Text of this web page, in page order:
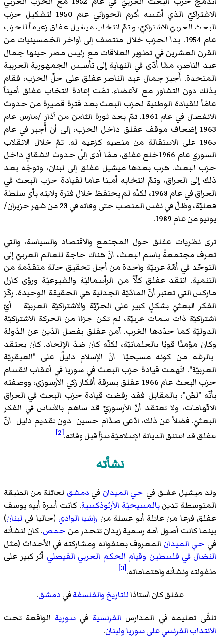
الاشتراكيّ الذي أسّسه أكرم الحوراني عام 1950 لتشكيل حزب
البعث العربيّ الاشتراكيّ، و تمّ انتخاب ميشيل عفلق زعيماً للحزب
عام 1954. بدأ الحزب خلال منتصف إلى أواخر الخمسينيات من
القرن العشرين في تطوير العلاقات مع رئيس مصر حينها جمال
عبد الناصر، ممّا أدّى في النهاية إلى تأسيس الجمهورية العربية
المتحدة. أَجبرَ جمال عبد الناصر عفلق على حلّ الحزب، فقام
بذلك دون التشاور مع الأعضاء. تمّت إعادة انتخاب عفلق أميناً
عامّاً للقيادة الوطنية لحزب البعث بعد فترة قصيرة من حدوث
الانفصال في عام 1961. تمّ بعد ثورة الثامن من آذار /مارس عام
1963 إضعاف موقف عفلق داخل الحزب، إلى أن أُجبر في عام
1965 على الاستقالة من منصبه كزعيمٍ له. تمّ خلال الانقلاب
السوري عام 1966خلع عفلق، ممّا أدى إلى حدوث انشقاقٍ داخل
حزب البعث. هرب بعدها ميشيل عفلق إلى لبنان، وتوجّه بعد
ذلك إلى العراق، وتمّ انتخابه أمينا عاما لقيادة حزب البعث في
العراق في عام 1968، لكنّه لم يحتفظ خلال فترة ولايته بأي سلطة
فعليّة، وظلّ في نفس المنصب حتى وفاته في 23 من شهر حزيران/
يونيو من عام 1989.
ترى نظريات عفلق حول المجتمع والاقتصاد والسياسة، والتي
تعرف مجتمعةً باسم البعث، أنّ هناك حاجة للعالم العربيّ إلى
التوحّد في أمّة عربيّة واحدة من أجل تحقيق حالة متقدّمة من
التنمية. انتقد عفلق كلّاً من الرأسماليّة والشيوعيّة ورؤى كارل
ماركس التي تعتبر أنّ المادّيّة الجدلية هي الحقيقة الوحيدة. ركّز
الفكر البعثيّ بشكلٍ كبير على الحرّيّة والاشتراكيّة العربيّة – أيّ
اشتراكيّة ذات سمات عربيّة، لم تكن جزءًا من الحركة الاشتراكيّة
الدوليّة كما حدّدها الغرب. آمن عفلق بفصل الدّين عن الدّولة
وكان مؤمنًا قويًا بالعلمانيّة، لكنّه كان ضدّ الإلحاد. كان يعتقد
-بالرغم من كونه مسيحيًا- أنّ الإسلام دليلٌ على "العبقريّة
العربيّة". اتّهمت قيادة حزب البعث في سوريا في أعقاب انقسام
حزب البعث عام 1966 عفلق بسرقة أفكار زكي الأرسوزي، ووصفته
بأنّه "لصّ"، بالمقابل فقد رفضت قيادة حزب البعث في العراق
الاتّهامات، ولا تعتقد أنّ الأرسوزيّ قد ساهم بالأساس في الفكر
البعثيّ. فضلاً عن ذلك، ادّعى صدّام حسين -دون تقديم دليل- أنّ
عفلق قد اعتنق الديانة الإسلاميّة سرّاً قبل وفاته.[2]
نشأته
ولد ميشيل عفلق في حي الميدان في دمشق لعائلة من الطبقة
المتوسطة تدينبالمسيحيّة الأرثوذكسية. كانت أسرة أبيه يوسف
عفلق فرعا من عائلة أبو عسلة من راشيا الوادي (حاليا في لبنان)
بينما كانت أصول أمه رسمية زيدان تنحدر من حمص. كان لنشأته
في حي الميدان المعروف بعنفوانه ومشاركته في الأحداث (مثل
النضال في فلسطين وقيام الحكم العربي الفيصلي أثر كبير على
طفولته ونشأته واهتماماته.[3]
عفلق كان أستاذاللتاريخوالفلسفةفيدمشق.
تلقّى تعليمه في المدارس الفرنسية فيسورية الواقعة تحت
الانتداب الفرنسي على سوريا ولبنان.